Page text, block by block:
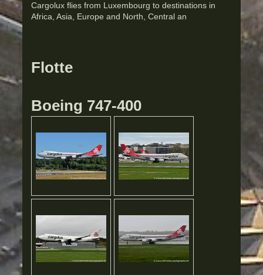
Cargolux flies from Luxembourg to destinations in
Africa, Asia, Europe and North, Central an
Flotte
Boeing 747-400